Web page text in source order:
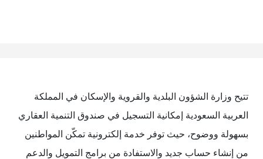
تتيح وزارة الشؤون البلدية والقروية والإسكان في المملكة
العربية السعودية إمكانية التسجيل في صندوق التنمية العقاري
بسهولة ووضوح، حيث توفر خدمة إلكترونية تمكّن المواطنين
من إنشاء حساب جديد والاستفادة من برامج التمويل والدعم